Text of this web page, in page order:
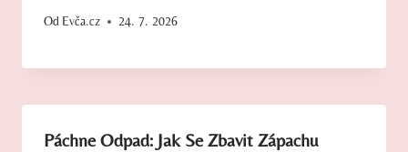
Od Evča.cz 24. 7. 2026
Páchne Odpad: Jak Se Zbavit Zápachu